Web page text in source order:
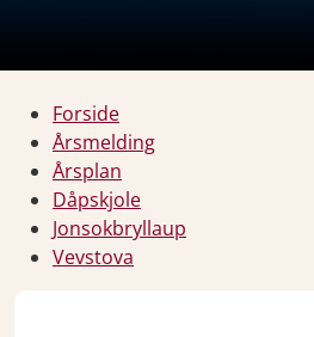
Forside
Årsmelding
Årsplan
Dåpskjole
Jonsokbryllaup
Vevstova